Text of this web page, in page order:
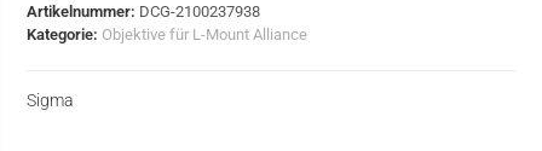
Artikelnummer: DCG-2100237938
Kategorie: Objektive für L-Mount Alliance
Sigma